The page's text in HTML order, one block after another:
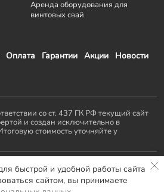
Оплата Гарантии Акции
Новости
Аренда оборудования для
винтовых свай
со ст. 437 ГК РФ текущий сайт
и создан исключительно в
стоимость уточняйте у
Септики
Террасы
быстрой и удобной работы сайта
сайтом, вы принимаете